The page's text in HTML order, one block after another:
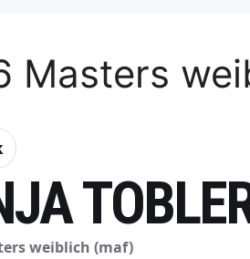
Masters
weiblich (maf)